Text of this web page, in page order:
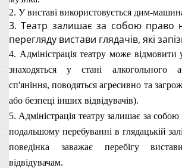
2. У виставі використовується дим-
3. Театр залишає за собою право
перегляду вистави глядачів, які
4. Адміністрація театру може відмовити
знаходяться у стані алкогольного
сп'яніння, поводяться агресивно та
або безпеці інших відвідувачів).
5. Адміністрація театру залишає за
подальшому перебуванні в глядацькій
поведінка заважає перебігу
відвідувачам.